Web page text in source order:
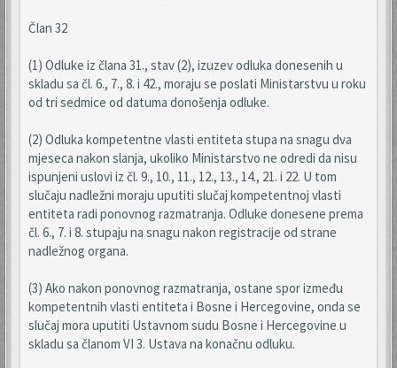
Član 32
(1) Odluke iz člana 31., stav (2), izuzev odluka donesenih u
skladu sa čl. 6., 7., 8. i 42., moraju se poslati Ministarstvu u roku
od tri sedmice od datuma donošenja odluke.
(2) Odluka kompetentne vlasti entiteta stupa na snagu dva
mjeseca nakon slanja, ukoliko Ministarstvo ne odredi da nisu
ispunjeni uslovi iz čl. 9., 10., 11., 12., 13., 14., 21. i 22. U tom
slučaju nadležni moraju uputiti slučaj kompetentnoj vlasti
entiteta radi ponovnog razmatranja. Odluke donesene prema
čl. 6., 7. i 8. stupaju na snagu nakon registracije od strane
nadležnog organa.
(3) Ako nakon ponovnog razmatranja, ostane spor između
kompetentnih vlasti entiteta i Bosne i Hercegovine, onda se
slučaj mora uputiti Ustavnom sudu Bosne i Hercegovine u
skladu sa članom VI 3. Ustava na konačnu odluku.